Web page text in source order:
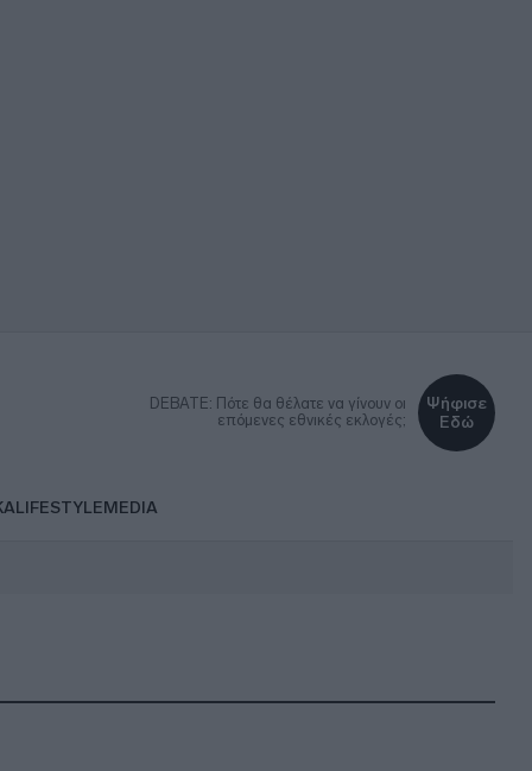
DEBATE: Πότε θα θέλατε να γίνουν οι
επόμενες εθνικές εκλογές;
Ψήφισε
Εδώ
LIFESTYLEMEDIA